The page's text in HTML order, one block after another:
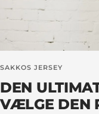
SAKKOS JERSEY
DEN
VÆLGE DEN